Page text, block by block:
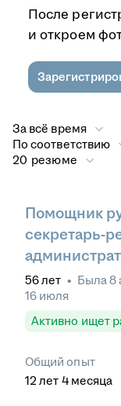
После
и откроем
За всё время
По соответствию
20 резюме
Помощник
секретарь-
56лет • Была8
16 июля
Активно ищет
Общий опыт
12 лет 4 месяца